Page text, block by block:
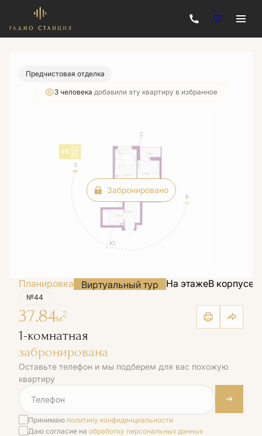
1-комнатная Цена по запросу
Предчистовая отделка
3 человекa добавили эту квартиру в избранное
Забронировано
Планировка Виртуальный тур На этажеВ корпусе
№44
37.84м2
1-комнатная
забронирована
Оставьте телефон и мы подберем для вас похожую
квартиру
Принимаю политику конфиденциальности
Даю согласие на обработку персональных данных